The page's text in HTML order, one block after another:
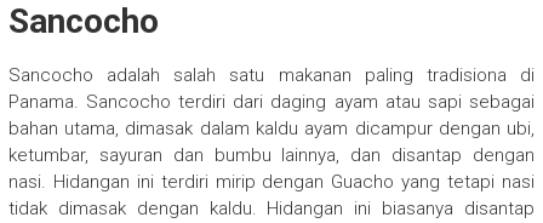
Sancocho
Sancocho adalah salah satu makanan paling tradisiona di
Panama. Sancocho terdiri dari daging ayam atau sapi sebagai
bahan utama, dimasak dalam kaldu ayam dicampur dengan ubi,
ketumbar, sayuran dan bumbu lainnya, dan disantap dengan
nasi. Hidangan ini terdiri mirip dengan Guacho yang tetapi nasi
tidak dimasak dengan kaldu. Hidangan ini biasanya disantap